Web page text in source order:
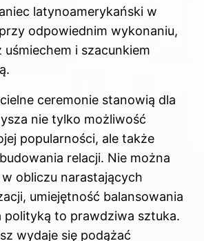
latynoamerykański w
odpowiednim wykonaniu,
uśmiechem i szacunkiem
ceremonie stanowią dla
nie tylko możliwość
popularności, ale także
relacji. Nie można
obliczu narastających
umiejętność balansowania
polityką to prawdziwa sztuka.
wydaje się podążać